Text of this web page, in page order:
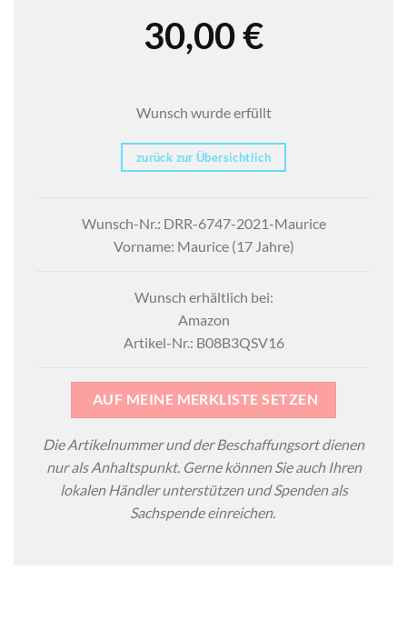
30,00€
Wunsch wurde erfüllt
zurück zur Übersichtlich
Wunsch-Nr.: DRR-6747-2021-Maurice
Vorname: Maurice (17 Jahre)
Wunsch erhältlich bei:
Amazon
Artikel-Nr.: B08B3QSV16
AUF MEINE MERKLISTE SETZEN
Die Artikelnummer und der Beschaffungsort dienen
nur als Anhaltspunkt. Gerne können Sie auch Ihren
lokalen Händler unterstützen und Spenden als
Sachspende einreichen.